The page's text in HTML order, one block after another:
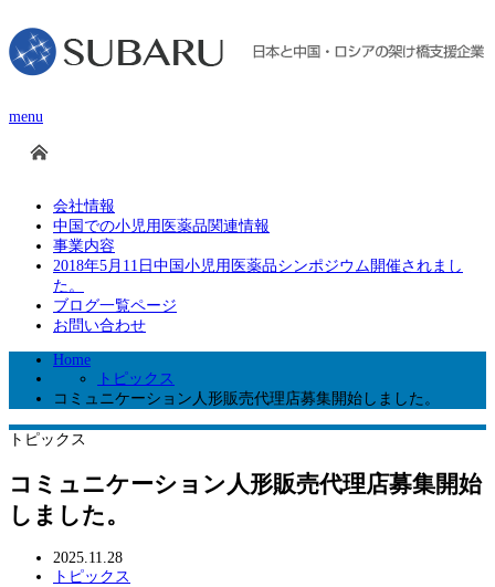
menu
会社情報
中国での小児用医薬品関連情報
事業内容
2018年5月11日中国小児用医薬品シンポジウム開催されまし
た。
ブログ一覧ページ
お問い合わせ
Home
トピックス
コミュニケーション人形販売代理店募集開始しました。
トピックス
コミュニケーション人形販売代理店募集開始
しました。
2025.11.28
トピックス